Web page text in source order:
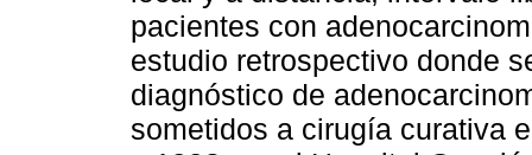
pacientes con
estudio retrospectivo donde
diagnóstico de
sometidos a cirugía curativa